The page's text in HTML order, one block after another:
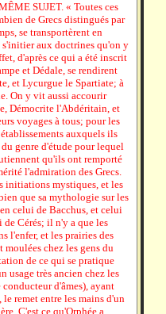
SUJET. « Toutes ces
de Grecs distingués par
se transportèrent en
s'initier aux doctrines qu'on y
d'après ce qui a été inscrit
et Dédale, se rendirent
et Lycurgue le Spartiate; à
On y vit aussi accourir
Démocrite l'Abdéritain, et
voyages à tous; pour les
auxquels ils
genre d'étude pour lequel
qu'ils ont remporté
l'admiration des Grecs.
initiations mystiques, et les
que sa mythologie sur les
celui de Bacchus, et celui
Cérés; il n'y a que les
l'enfer, et les prairies des
chez les gens du
de ce qui se pratique
usage très ancien chez les
d'âmes), ayant
remet entre les mains d'un
C'est ce qu'Orphée a